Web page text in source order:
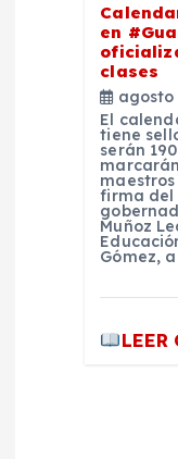
en
clases
agosto
El
tiene
serán
firma del
Muñoz
Gómez,
LEER